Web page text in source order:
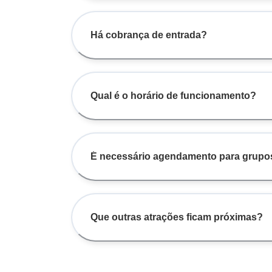
Há cobrança de entrada?
Qual é o horário de funcionamento?
É necessário agendamento para
Que outras atrações ficam próximas?